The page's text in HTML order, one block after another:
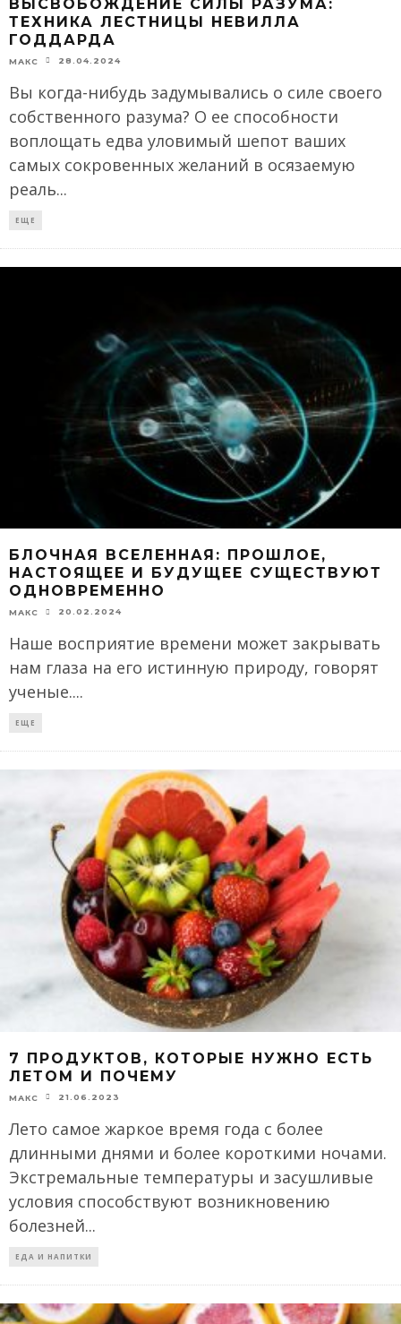
ВЫСВОБОЖДЕНИЕ СИЛЫ РАЗУМА:
ТЕХНИКА ЛЕСТНИЦЫ НЕВИЛЛА
ГОДДАРДА
МАКС 28.04.2024
Вы когда-нибудь задумывались о силе своего
собственного разума? О ее способности
воплощать едва уловимый шепот ваших
самых сокровенных желаний в осязаемую
реаль...
ЕЩЕ
БЛОЧНАЯ ВСЕЛЕННАЯ: ПРОШЛОЕ,
НАСТОЯЩЕЕ И БУДУЩЕЕ СУЩЕСТВУЮТ
ОДНОВРЕМЕННО
МАКС 20.02.2024
Наше восприятие времени может закрывать
нам глаза на его истинную природу, говорят
ученые....
ЕЩЕ
7 ПРОДУКТОВ, КОТОРЫЕ НУЖНО ЕСТЬ
ЛЕТОМ И ПОЧЕМУ
МАКС 21.06.2023
Лето самое жаркое время года с более
длинными днями и более короткими ночами.
Экстремальные температуры и засушливые
условия способствуют возникновению
болезней...
ЕДА И НАПИТКИ